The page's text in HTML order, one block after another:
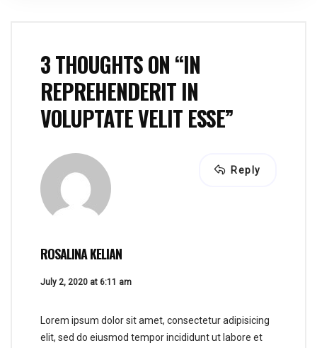
3 THOUGHTS ON “IN
REPREHENDERIT IN
VOLUPTATE VELIT ESSE”
ROSALINA KELIAN
July 2, 2020 at 6:11 am
Lorem ipsum dolor sit amet, consectetur adipisicing
elit, sed do eiusmod tempor incididunt ut labore et
Reply